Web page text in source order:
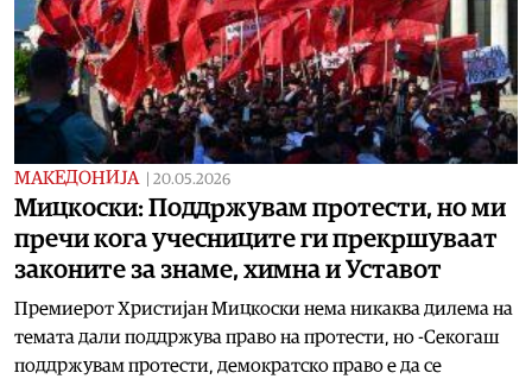
МАКЕДОНИЈА 20.05.2026
Мицкоски: Поддржувам протести, но ми
пречи кога учесниците ги прекршуваат
законите за знаме, химна и Уставот
Премиерот Христијан Мицкоски нема никаква дилема на
темата дали поддржува право на протести, но -Секогаш
поддржувам протести, демократско право е да се